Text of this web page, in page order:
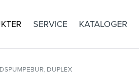
SERVICE KATALOGER
DUPLEX